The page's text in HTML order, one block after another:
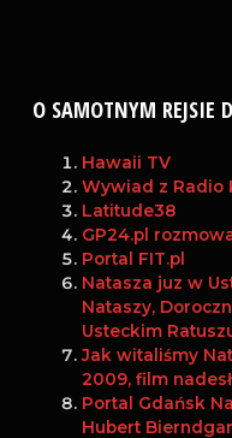
O SAMOTNYM REJSIE
Hawaii TV
Wywiad z Radio
Latitude38
GP24.pl
Portal FIT.pl
Natasza juz w
Nataszy,
Usteckim
Jak witaliśmy
2009, film
Portal Gdańsk
Hubert